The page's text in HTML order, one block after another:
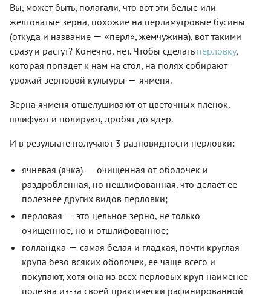
Вы, может быть, полагали, что вот эти белые или
желтоватые зерна, похожие на перламутровые бусины
(откуда и название — «перл», жемчужина), вот такими
сразу и растут? Конечно, нет. Чтобы сделать перловку,
которая попадет к нам на стол, на полях собирают
урожай зерновой культуры — ячменя.
Зерна ячменя отшелушивают от цветочных пленок,
шлифуют и полируют, дробят до ядер.
И в результате получают 3 разновидности перловки:
ячневая (ячка) — очищенная от оболочек и
раздробленная, но нешлифованная, что делает ее
полезнее других видов перловки;
перловая — это цельное зерно, не только
очищенное, но и отшлифованное;
голландка — самая белая и гладкая, почти круглая
крупа безо всяких оболочек, ее чаще всего и
покупают, хотя она из всех перловых круп наименее
полезна из-за своей практически рафинированной